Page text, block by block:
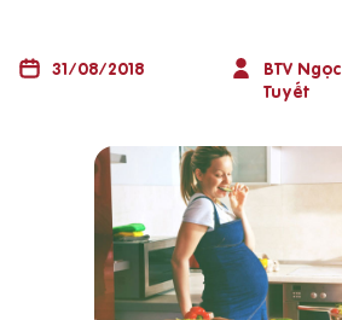
31/08/2018
BTV Ngọc
Tuyết